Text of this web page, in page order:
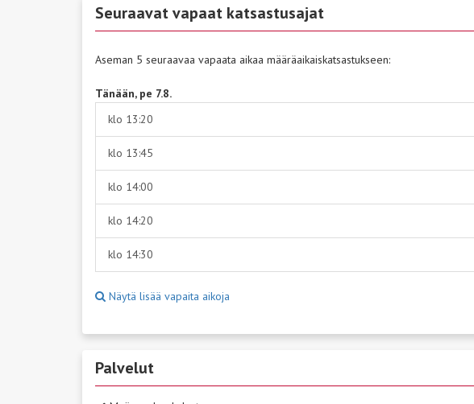
Seuraavat vapaat katsastusajat
Aseman 5 seuraavaa vapaata aikaa määräaikaiskatsastukseen:
Tänään, pe 7.8.
klo 13:20
klo 13:45
klo 14:00
klo 14:20
klo 14:30
Näytä lisää vapaita aikoja
Palvelut